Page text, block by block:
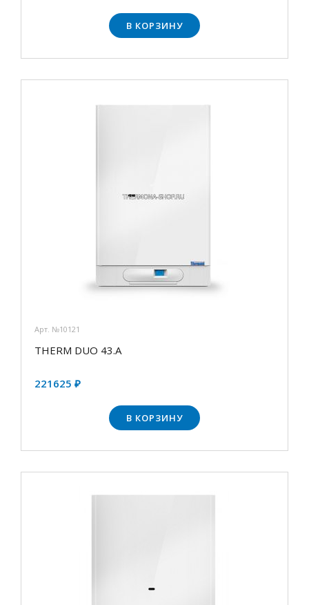
В КОРЗИНУ
Арт. №10121
THERM DUO 43.A
221625 ₽
В КОРЗИНУ